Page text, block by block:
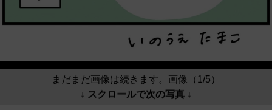
まだまだ画像は続きます。画像（1/5）
↓ スクロールで次の写真 ↓